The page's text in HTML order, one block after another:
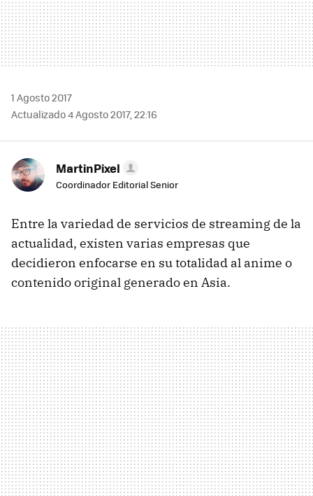
1 Agosto 2017
Actualizado 4 Agosto 2017, 22:16
MartinPixel
Coordinador Editorial Senior
Entre la variedad de servicios de streaming de la
actualidad, existen varias empresas que
decidieron enfocarse en su totalidad al anime o
contenido original generado en Asia.